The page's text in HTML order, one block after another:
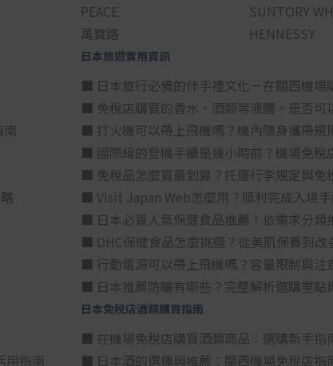
PEACE
萬寶路
SUNTORY
HENNESSY
日本旅遊實用資訊
■ 日本旅行必備的伴手禮文化－在關西機場
■ 免稅店購買的香水、酒類等液體，是否可
■ 打火機可以帶上飛機嗎？機內隨身攜帶規
■ 國際線的登機手續是幾小時前？機場免稅
■ 免稅品怎麼買最划算？托運行李規定與免
■ Visit Japan Web怎麼用？順利完成入境
■ 日本必買人氣保健食品推薦！依需求分類
■ DHC保健食品怎麼挑選？從美肌保養到
■ 行動電源可以帶上飛機嗎？容量限制與注
■ 日本推薦防曬有哪些？完整解析選購重點
用指南
日本免税店酒類購買指南
■ 在機場免稅店購買酒類商品：選購新手指
■ 日本酒的選擇與推薦：關西機場免稅店指